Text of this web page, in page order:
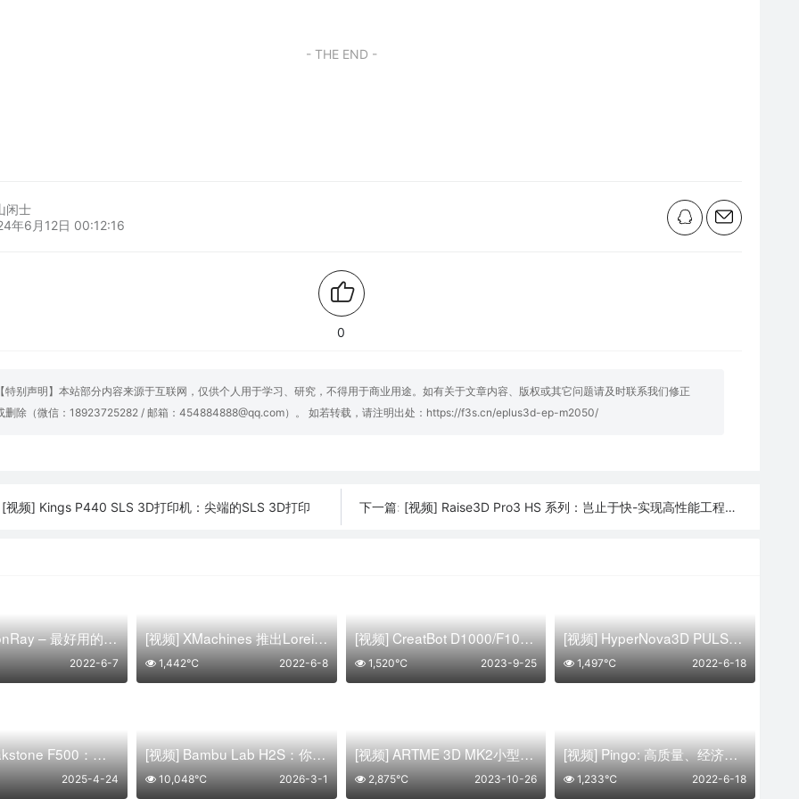
- THE END -
闲士
年6月12日 00:12:16
0
特别声明】本站部分内容来源于互联网，仅供个人用于学习、研究，不得用于商业用途。如有关于文章内容、版权或其它问题请及时联系我们修正
删除（微信：18923725282 / 邮箱：454884888@qq.com）。 如若转载，请注明出处： https://f3s.cn/eplus3d-ep-m2050/
[视频] Kings P440 SLS 3D打印机：尖端的SLS 3D打印 下一篇: [视频] Raise3D Pro3 HS 系列：岂止于快-实现高性能工程塑料连续生产
[视频] MoonRay – 最好用的桌面 DLP 3D打印机
2022-6-7
[视频] XMachines 推出Lorei Uno和Lorei Duo 悬臂3D打印机
2022-6-8
1,442℃
[视频] CreatBot D1000/F1000超大尺寸工业级FDM 3D打印机
2023-9-25
1,520℃
[视频] HyperNova3D PULSAR: 即插即用的3D打印机
2022-6-18
1,497℃
[视频] Freakstone F500：一款具有 500mm³ 巨大构建体积和专业级精度的工业3D打印机
2025-4-24
[视频] Bambu Lab H2S：你的个人智造中心
2026-3-1
10,048℃
[视频] ARTME 3D MK2小型桌面级长丝回收再生挤出机 开源可DIY
2023-10-26
2,875℃
[视频] Pingo: 高质量、经济实惠的3D打印机
2022-6-18
1,233℃